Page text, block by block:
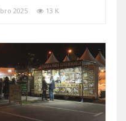
2025 13 K